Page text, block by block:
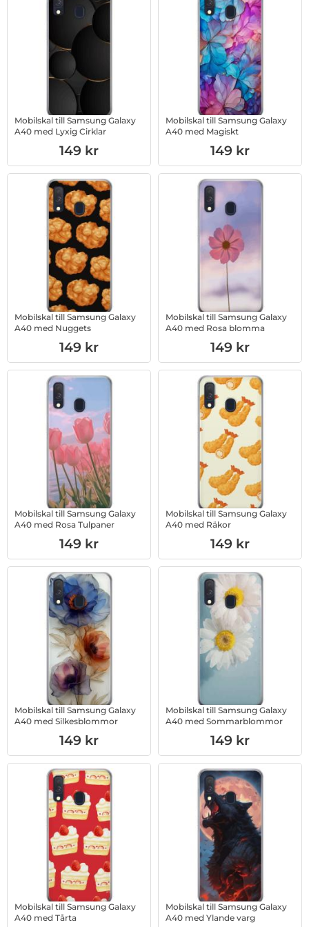
Mobilskal till Samsung Galaxy
A40 med Lyxig Cirklar
Art. nr 1003012802
149 kr
Mobilskal till Samsung Galaxy
A40 med Magiskt
Art. nr 1003012801
149 kr
Mobilskal till Samsung Galaxy
A40 med Nuggets
Art. nr 1003012799
149 kr
Mobilskal till Samsung Galaxy
A40 med Rosa blomma
Art. nr 1003012796
149 kr
Mobilskal till Samsung Galaxy
A40 med Rosa Tulpaner
Art. nr 1003012790
149 kr
Mobilskal till Samsung Galaxy
A40 med Räkor
Art. nr 1003012795
149 kr
Mobilskal till Samsung Galaxy
A40 med Silkesblommor
Art. nr 1003012794
149 kr
Mobilskal till Samsung Galaxy
A40 med Sommarblommor
Art. nr 1003012789
149 kr
Mobilskal till Samsung Galaxy
A40 med Tårta
Mobilskal till Samsung Galaxy
A40 med Ylande varg